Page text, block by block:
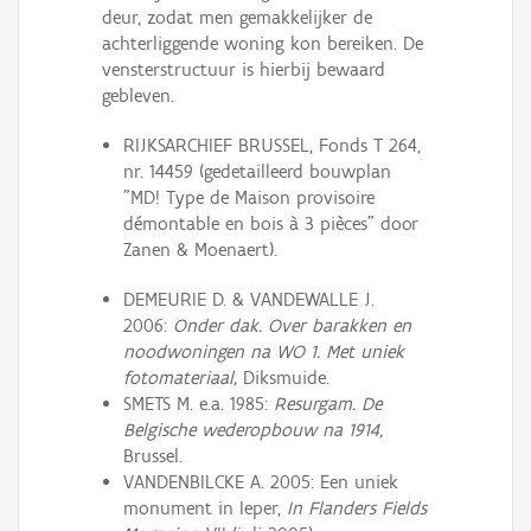
deur, zodat men gemakkelijker de
achterliggende woning kon bereiken. De
vensterstructuur is hierbij bewaard
gebleven.
RIJKSARCHIEF BRUSSEL, Fonds T 264,
nr. 14459 (gedetailleerd bouwplan
"MD! Type de Maison provisoire
démontable en bois à 3 pièces" door
Zanen & Moenaert).
DEMEURIE D. & VANDEWALLE J.
2006: Onder dak. Over barakken en
noodwoningen na WO 1. Met uniek
fotomateriaal, Diksmuide.
SMETS M. e.a. 1985: Resurgam. De
Belgische wederopbouw na 1914,
Brussel.
VANDENBILCKE A. 2005: Een uniek
monument in Ieper, In Flanders Fields